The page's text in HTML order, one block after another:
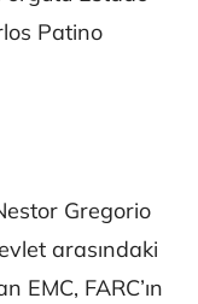
Patino
Gregorio
arasındaki
EMC, FARC’ın